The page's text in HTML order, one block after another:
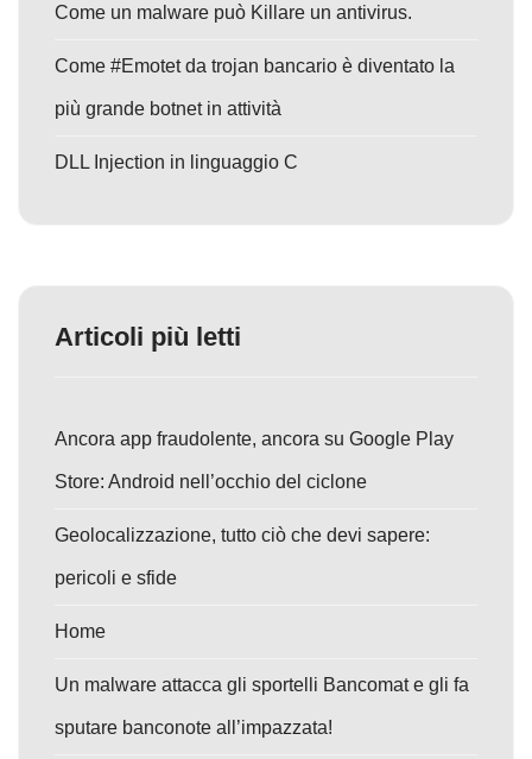
Come un malware può Killare un antivirus.
Come #Emotet da trojan bancario è diventato la
più grande botnet in attività
DLL Injection in linguaggio C
Articoli più letti
Ancora app fraudolente, ancora su Google Play
Store: Android nell’occhio del ciclone
Geolocalizzazione, tutto ciò che devi sapere:
pericoli e sfide
Home
Un malware attacca gli sportelli Bancomat e gli fa
sputare banconote all’impazzata!